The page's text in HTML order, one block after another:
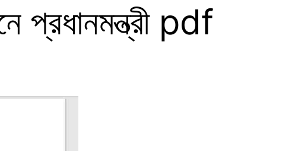
প্রধানমন্ত্রী pdf